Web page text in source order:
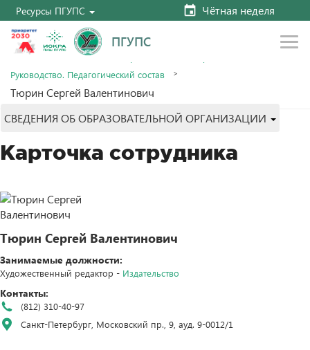
Ресурсы ПГУПС Чётная неделя
ПГУПС
Главная
Сведения об образовательной организации
Руководство. Педагогический состав
Тюрин Сергей Валентинович
СВЕДЕНИЯ ОБ ОБРАЗОВАТЕЛЬНОЙ ОРГАНИЗАЦИИ
Карточка сотрудника
Тюрин Сергей Валентинович
Занимаемые должности:
Художественный редактор - Издательство
Контакты:
(812) 310-40-97
Санкт-Петербург, Московский пр., 9, ауд. 9-0012/1